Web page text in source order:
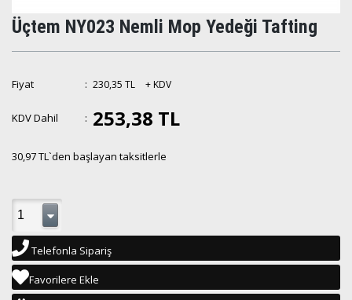
Üçtem NY023 Nemli Mop Yedeği Tafting
Fiyat : 230,35 TL + KDV
KDV Dahil : 253,38 TL
30,97 TL`den başlayan taksitlerle
Telefonla Sipariş
Favorilere Ekle